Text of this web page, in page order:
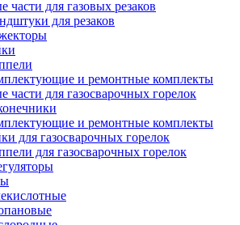
части для газовых резаков
для резаков
и ремонтные комплекты
части для газосварочных горелок
и ремонтные комплекты
для газосварочных горелок
для газосварочных горелок